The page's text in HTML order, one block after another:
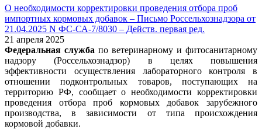
О необходимости корректировки проведения отбора проб
импортных кормовых добавок – Письмо Россельхознадзора от
21.04.2025 N ФС-СА-7/8030 – Действ. первая ред.
21 апреля 2025
Федеральная служба по ветеринарному и фитосанитарному
надзору (Россельхознадзор) в целях повышения
эффективности осуществления лабораторного контроля в
отношении подконтрольных товаров, поступающих на
территорию РФ, сообщает о необходимости корректировки
проведения отбора проб кормовых добавок зарубежного
производства, в зависимости от типа происхождения
кормовой добавки.